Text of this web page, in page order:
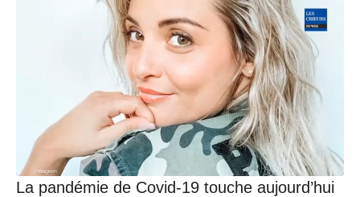
0
9
/
0
0
à
1
4
:
1
8
La pandémie de Covid-19 touche aujourd’hui